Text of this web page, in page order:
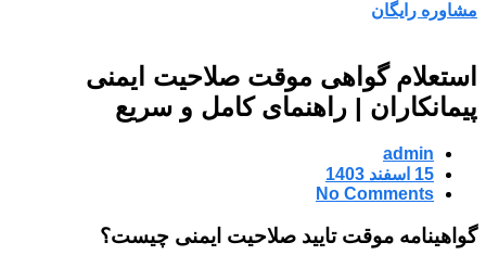
مشاوره رایگان
استعلام گواهی موقت صلاحیت ایمنی
پیمانکاران | راهنمای کامل و سریع
admin
15 اسفند 1403
No Comments
گواهینامه موقت تایید صلاحیت ایمنی چیست؟